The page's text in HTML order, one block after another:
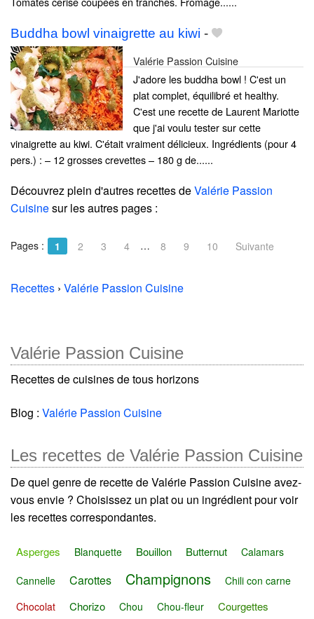
Buddha bowl vinaigrette au kiwi -
Valérie Passion Cuisine
J'adore les buddha bowl ! C'est un
plat complet, équilibré et healthy.
C'est une recette de Laurent Mariotte
que j'ai voulu tester sur cette
vinaigrette au kiwi. C'était vraiment délicieux. Ingrédients (pour 4
pers.) : – 12 grosses crevettes – 180 g de......
Découvrez plein d'autres recettes deValérie Passion
Cuisinesur les autres pages :
Pages : 1 2 3 4 … 8 9 10 Suivante
Recettes › Valérie Passion Cuisine
Valérie Passion Cuisine
Recettes de cuisines de tous horizons
Blog : Valérie Passion Cuisine
Les recettes de Valérie Passion Cuisine
De quel genre de recette de Valérie Passion Cuisine avez-
vous envie ? Choisissez un plat ou un ingrédient pour voir
les recettes correspondantes.
Asperges Blanquette Bouillon Butternut Calamars
Cannelle Carottes Champignons
Chili con carne
Chocolat
Chorizo Chou Chou-fleur Courgettes